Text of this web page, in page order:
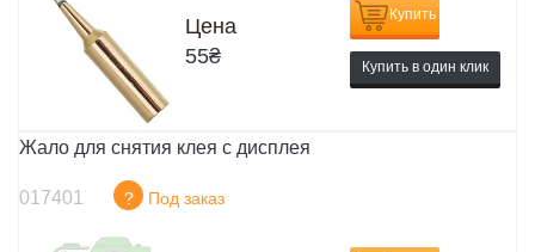
Цена
55₴
Купить
Купить в один клик
Жало для снятия клея с дисплея
017401 ? Под заказ